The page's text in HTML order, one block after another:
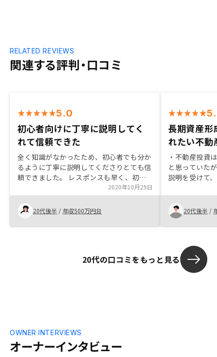
関連する評判・口コミ
RELATED REVIEWS
5.0
初心者向けに丁寧に説明してく
れて信頼できた
全く知識がなかったため、初心者でも分か
るように丁寧に説明してくださりとても信
頼できました。 レスポンスも早く、初め
ての不動産投資でも不安なく始めれまし
た。
2020年10月29日
20代後半 / 年収500万円台
長期資産形
れたい不動
・不動産投資
と思っていた
説明を受けて
た。その為、
・営業担当の
応が丁寧であ
た。契約手続
て、リマイン
続きしやすい
20代後半 /
20代の口コミをもっと見る
オーナーインタビュー
OWNER INTERVIEWS